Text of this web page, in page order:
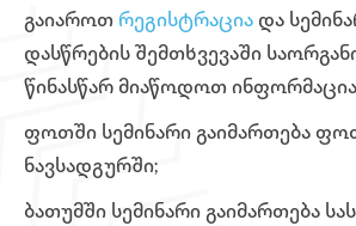
გაიაროთ რეგისტრაცია და
დასწრების შემთხვევაში
წინასწარ მიაწოდოთ
ფოთში სემინარი გაიმართება
ნავსადგურში;
ბათუმში სემინარი გაიმართება